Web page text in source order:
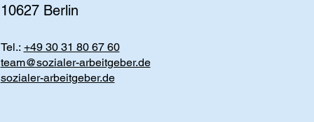
10627 Berlin
Tel.: +49 30 31 80 67 60
team@sozialer-arbeitgeber.de
sozialer-arbeitgeber.de